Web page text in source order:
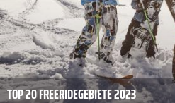
TOP 20 FREERIDEGEBIETE 2023